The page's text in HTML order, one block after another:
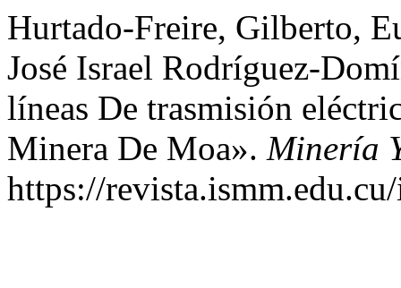
Hurtado-Freire, Gilberto,
José Israel Rodríguez-
líneas De trasmisión
Minera De Moa». Minería
https://